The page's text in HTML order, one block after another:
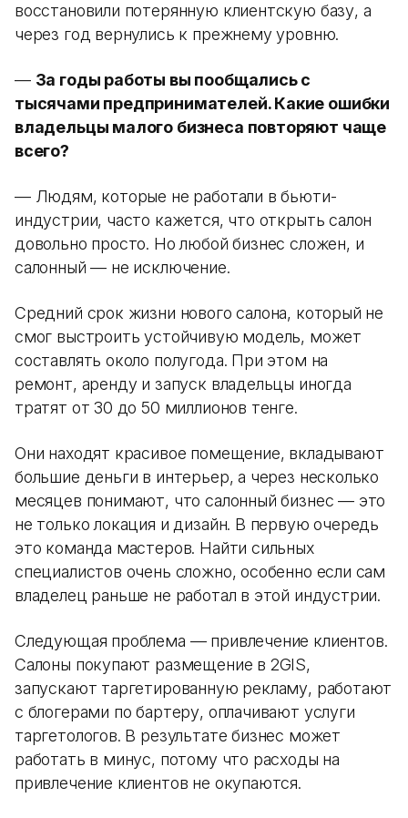
восстановили потерянную клиентскую базу, а
через год вернулись к прежнему уровню.
— За годы работы вы пообщались с
тысячами предпринимателей. Какие ошибки
владельцы малого бизнеса повторяют чаще
всего?
— Людям, которые не работали в бьюти-
индустрии, часто кажется, что открыть салон
довольно просто. Но любой бизнес сложен, и
салонный — не исключение.
Средний срок жизни нового салона, который не
смог выстроить устойчивую модель, может
составлять около полугода. При этом на
ремонт, аренду и запуск владельцы иногда
тратят от 30 до 50 миллионов тенге.
Они находят красивое помещение, вкладывают
большие деньги в интерьер, а через несколько
месяцев понимают, что салонный бизнес — это
не только локация и дизайн. В первую очередь
это команда мастеров. Найти сильных
специалистов очень сложно, особенно если сам
владелец раньше не работал в этой индустрии.
Следующая проблема — привлечение клиентов.
Салоны покупают размещение в 2GIS,
запускают таргетированную рекламу, работают
с блогерами по бартеру, оплачивают услуги
таргетологов. В результате бизнес может
работать в минус, потому что расходы на
привлечение клиентов не окупаются.